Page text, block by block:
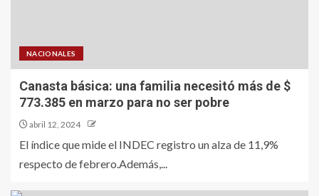
NACIONALES
Canasta básica: una familia necesitó más de $
773.385 en marzo para no ser pobre
abril 12, 2024
El índice que mide el INDEC registro un alza de 11,9%
respecto de febrero.Además,...